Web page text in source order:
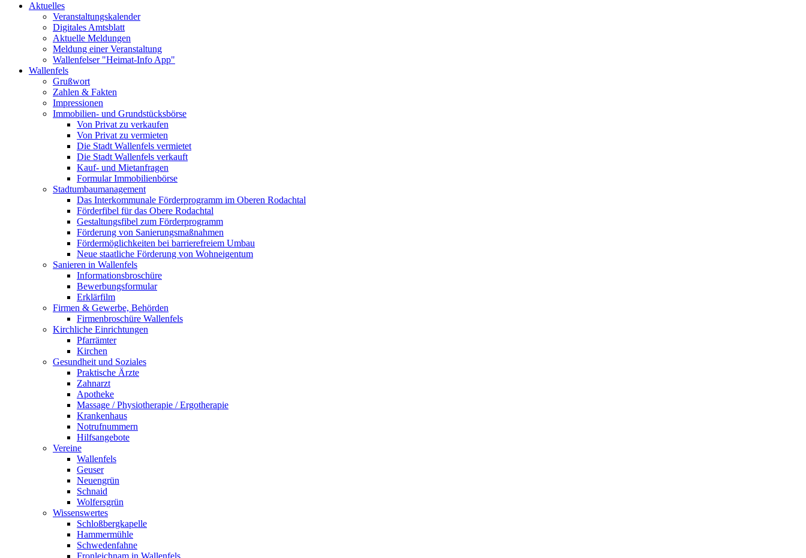
Aktuelles
Veranstaltungskalender
Digitales Amtsblatt
Aktuelle Meldungen
Meldung einer Veranstaltung
Wallenfelser "Heimat-Info App"
Wallenfels
Grußwort
Zahlen & Fakten
Impressionen
Immobilien- und Grundstücksbörse
Von Privat zu verkaufen
Von Privat zu vermieten
Die Stadt Wallenfels vermietet
Die Stadt Wallenfels verkauft
Kauf- und Mietanfragen
Formular Immobilienbörse
Stadtumbaumanagement
Das Interkommunale Förderprogramm im Oberen Rodachtal
Förderfibel für das Obere Rodachtal
Gestaltungsfibel zum Förderprogramm
Förderung von Sanierungsmaßnahmen
Fördermöglichkeiten bei barrierefreiem Umbau
Neue staatliche Förderung von Wohneigentum
Sanieren in Wallenfels
Informationsbroschüre
Bewerbungsformular
Erklärfilm
Firmen & Gewerbe, Behörden
Firmenbroschüre Wallenfels
Kirchliche Einrichtungen
Pfarrämter
Kirchen
Gesundheit und Soziales
Praktische Ärzte
Zahnarzt
Apotheke
Massage / Physiotherapie / Ergotherapie
Krankenhaus
Notrufnummern
Hilfsangebote
Vereine
Wallenfels
Geuser
Neuengrün
Schnaid
Wolfersgrün
Wissenswertes
Schloßbergkapelle
Hammermühle
Schwedenfahne
Fronleichnam in Wallenfels